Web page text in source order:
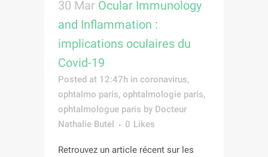
30 Mar Ocular Immunology
and Inflammation :
implications oculaires du
Covid-19
Posted at 12:47h in coronavirus,
ophtalmo paris, ophtalmologie paris,
ophtalmologue paris by Docteur
Nathalie Butel
0 Likes
Retrouvez un article récent sur les